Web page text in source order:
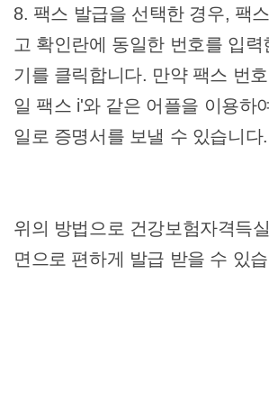
8. 팩스 발급을 선택한 경우, 팩
고 확인란에 동일한 번호를 입력
기를 클릭합니다. 만약 팩스 번
일 팩스 i'와 같은 어플을 이용하
일로 증명서를 보낼 수 있습니다.
위의 방법으로 건강보험자격득
면으로 편하게 발급 받을 수 있